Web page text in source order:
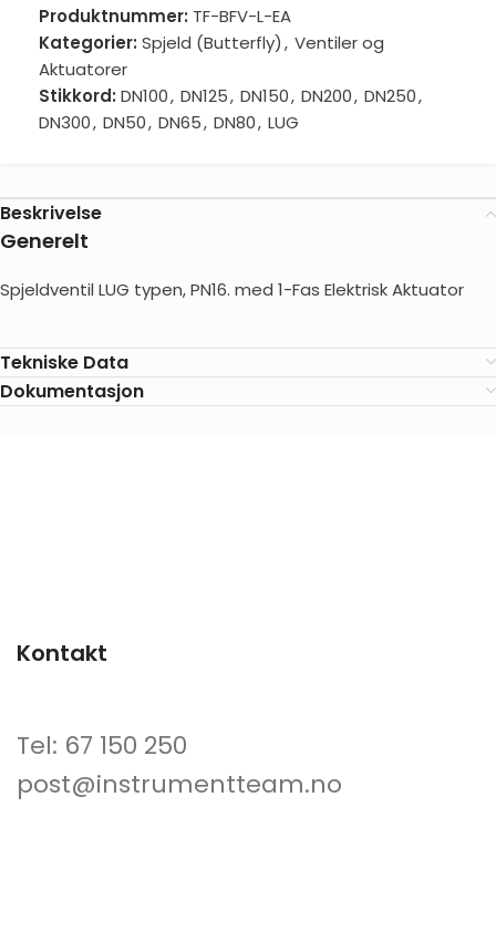
Produktnummer: TF-BFV-L-EA
Kategorier: Spjeld (Butterfly), Ventiler og
Aktuatorer
Stikkord: DN100, DN125, DN150, DN200, DN250,
DN300, DN50, DN65, DN80, LUG
Beskrivelse
Generelt
Spjeldventil LUG typen, PN16. med 1-Fas Elektrisk Aktuator
Tekniske Data
Dokumentasjon
Kontakt
Tel: 67 150 250
post@instrumentteam.no